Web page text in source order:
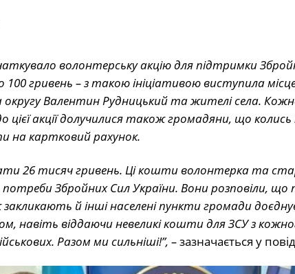
волонтерську акцію для підтримки
гривень – з такою ініціативою виступила
Валентин Рудницький та жителі села.
цієї акції долучилися також громадяни, що
картковий рахунок.
26 тисяч гривень. Ці кошти волонтерка та
потреби Збройних Сил України. Вони розповіли,
й інші населені пункти громади
навіть віддаючи невеликі кошти для ЗСУ з
Разом ми сильніші!”, –зазначається у